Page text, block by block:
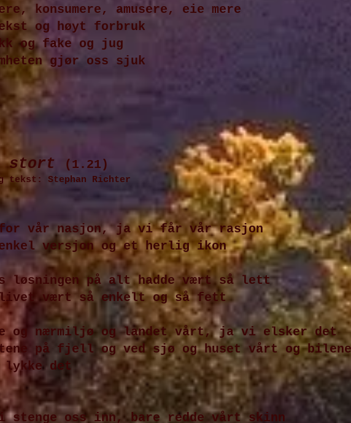
konsumere, amusere, eie mere
og høyt forbruk
og fake og jug
gjør oss sjuk
stort (1.21)
tekst: Stephan Richter
for vår nasjon, ja vi får vår rasjon
versjon og et herlig ikon
løsningen på alt hadde vært så lett
livet vært så enkelt og så fett
og nærmiljø og landet vårt, ja vi elsker det
på fjell og ved sjø og huset vårt og bilene
lykke det
stenge oss inn, bare redde vårt skinn